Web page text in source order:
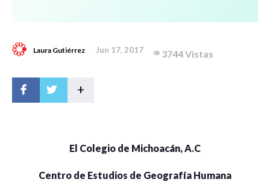
Laura Gutiérrez Jun 17, 2017 3744 Vistas
+
El Colegio de Michoacán, A.C
Centro de Estudios de Geografía Humana